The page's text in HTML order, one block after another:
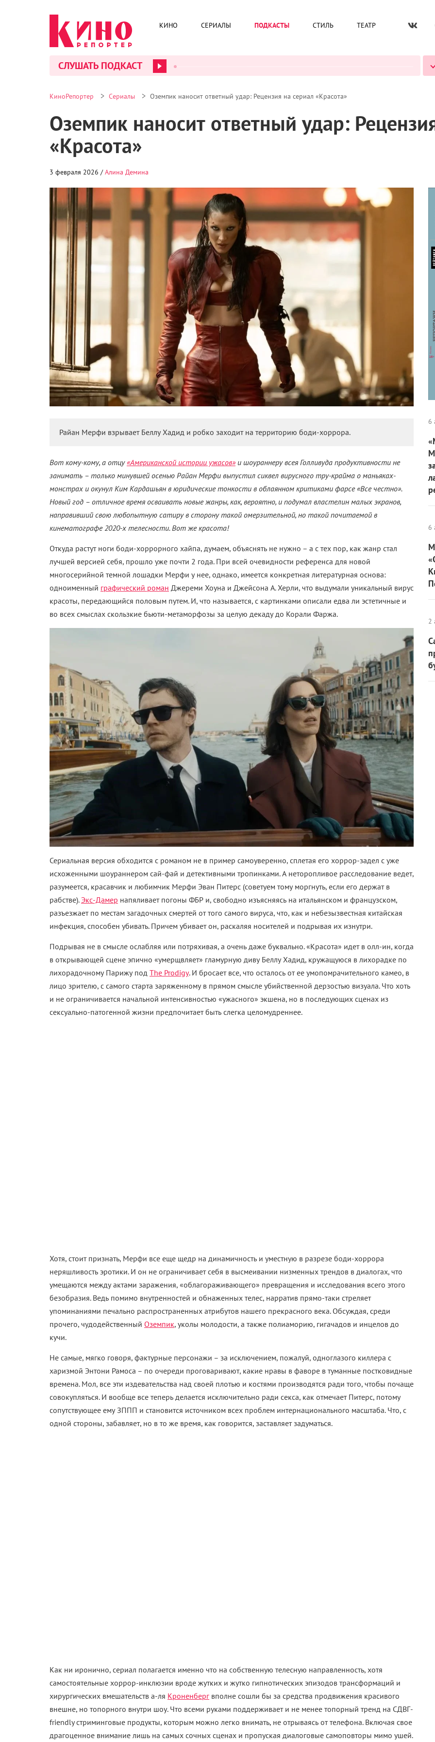
КИНО СЕРИАЛЫ ПОДКАСТЫ СТИЛЬ ТЕАТР
СЛУШАТЬ ПОДКАСТ
КиноРепортер > Сериалы > Оземпик наносит ответный удар: Рецензия на сериал «Красота»
Оземпик наносит ответный удар:
«Красота»
3 февраля 2026 /Алина Демина
Райан Мерфи взрывает Беллу Хадид и робко заходит на территорию боди-хоррора.
Вот кому-кому, а отцу«Американской истории ужасов»и шоураннеру всея Голливуда продуктивности не
занимать – только минувшей осенью Райан Мерфи выпустил сиквел вирусного тру-крайма о маньяках-
монстрах и окунул Ким Кардашьян в юридические тонкости в облаянном критиками фарсе «Все честно».
Новый год – отличное время осваивать новые жанры, как, вероятно, и подумал властелин малых экранов,
направивший свою любопытную сатиру в сторону такой омерзительной, но такой почитаемой в
кинематографе 2020-х телесности. Вот же красота!
Откуда растут ноги боди-хоррорного хайпа, думаем, объяснять не нужно – а с тех пор, как жанр стал
лучшей версией себя, прошло уже почти 2 года. При всей очевидности референса для новой
многосерийной темной лошадки Мерфи у нее, однако, имеется конкретная литературная основа:
одноименный графический роман Джереми Хоуна и Джейсона А. Херли, что выдумали уникальный вирус
красоты, передающийся половым путем. И, что называется, с картинками описали едва ли эстетичные и
во всех смыслах скользкие бьюти-метаморфозы за целую декаду до Корали Фаржа.
Сериальная версия обходится с романом не в пример самоуверенно, сплетая его хоррор-задел с уже
исхоженными шоураннером сай-фай и детективными тропинками. А неторопливое расследование ведет,
разумеется, красавчик и любимчик Мерфи Эван Питерс (советуем тому моргнуть, если его держат в
рабстве).Экс-Дамер напяливает погоны ФБР и, свободно изъясняясь на итальянском и французском,
разъезжает по местам загадочных смертей от того самого вируса, что, как и небезызвестная китайская
инфекция, способен убивать. Причем убивает он, раскаляя носителей и подрывая их изнутри.
Подрывая не в смысле ослабляя или потряхивая, а очень даже буквально. «Красота» идет в олл-ин, когда
в открывающей сцене эпично «умерщвляет» гламурную диву Беллу Хадид, кружащуюся в лихорадке по
лихорадочному Парижу под The Prodigy. И бросает все, что осталось от ее умопомрачительного камео, в
лицо зрителю, с самого старта заряженному в прямом смысле убийственной дерзостью визуала. Что хоть
и не ограничивается начальной интенсивностью «ужасного» экшена, но в последующих сценах из
сексуально-патогенной жизни предпочитает быть слегка целомудреннее.
Хотя, стоит признать, Мерфи все еще щедр на динамичность и уместную в разрезе боди-хоррора
неряшливость эротики. И он не ограничивает себя в высмеивании низменных трендов в диалогах, что
умещаются между актами заражения, «облагораживающего» превращения и исследования всего этого
безобразия. Ведь помимо внутренностей и обнаженных телес, нарратив прямо-таки стреляет
упоминаниями печально распространенных атрибутов нашего прекрасного века. Обсуждая, среди
прочего, чудодейственный Оземпик, уколы молодости, а также полиаморию, гигачадов и инцелов до
кучи.
Не самые, мягко говоря, фактурные персонажи – за исключением, пожалуй, одноглазого киллера с
харизмой Энтони Рамоса – по очереди проговаривают, какие нравы в фаворе в туманные постковидные
времена. Мол, все эти издевательства над своей плотью и костями производятся ради того, чтобы почаще
совокупляться. И вообще все теперь делается исключительно ради секса, как отмечает Питерс, потому
сопутствующее ему ЗППП и становится источником всех проблем интернационального масштаба. Что, с
одной стороны, забавляет, но в то же время, как говорится, заставляет задуматься.
Как ни иронично, сериал полагается именно что на собственную телесную направленность, хотя
самостоятельные хоррор-инклюзии вроде жутких и жутко гипнотических эпизодов трансформаций и
хирургических вмешательств а-ля Кроненберг вполне сошли бы за средства продвижения красивого
внешне, но топорного внутри шоу. Что всеми руками поддерживает и не менее топорный тренд на СДВГ-
friendly стриминговые продукты, которым можно легко внимать, не отрываясь от телефона. Включая свое
драгоценное внимание лишь на самых сочных сценах и пропуская диалоговые самоповторы мимо ушей.
6
6
2